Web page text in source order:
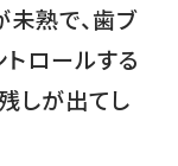
熟で、歯ブ
ロールする
しが出てし